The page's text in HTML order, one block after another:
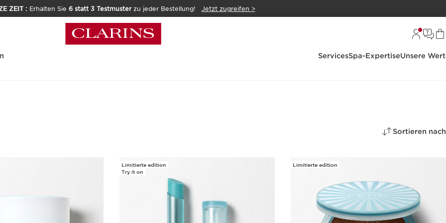
ZEIT : Erhalten Sie 6 statt 3 Testmusterzu jeder Bestellung! Jetzt zugreifen >
ServicesSpa-ExpertiseUnsere
Sortieren nach
Limitierte edition
Try it on
Limitierte edition